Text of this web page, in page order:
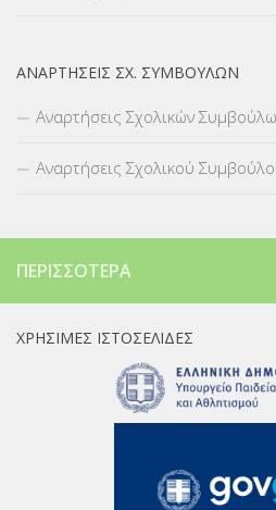
ΑΝΑΡΤΉΣΕΙΣ ΣΧ. ΣΥΜΒΟΎΛΩΝ
Αναρτήσεις Σχολικών
Αναρτήσεις Σχολικού
ΠΕΡΙΣΣΌΤΕΡΑ
ΧΡΉΣΙΜΕΣ ΙΣΤΟΣΕΛΊΔΕΣ